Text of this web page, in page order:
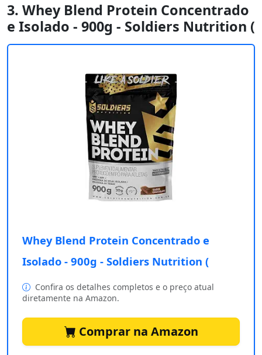
3. Whey Blend Protein Concentrado
e Isolado - 900g - Soldiers Nutrition (
Whey Blend Protein Concentrado e
Isolado - 900g - Soldiers Nutrition (
Confira os detalhes completos e o preço atual
diretamente na Amazon.
Comprar na Amazon